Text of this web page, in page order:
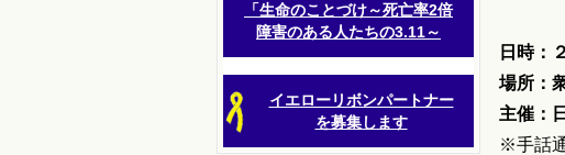
「生命のことづけ～死亡率2倍
障害のある人たちの3.11～
イエローリボンパートナー
を募集します
日時：
場所：
主催：
※手話